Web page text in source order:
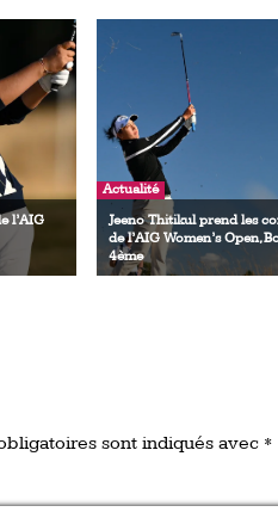
l’AIG
Actualité
Jeeno Thitikul prend les
de l’AIG Women’s Open,
4ème
sont indiqués avec *